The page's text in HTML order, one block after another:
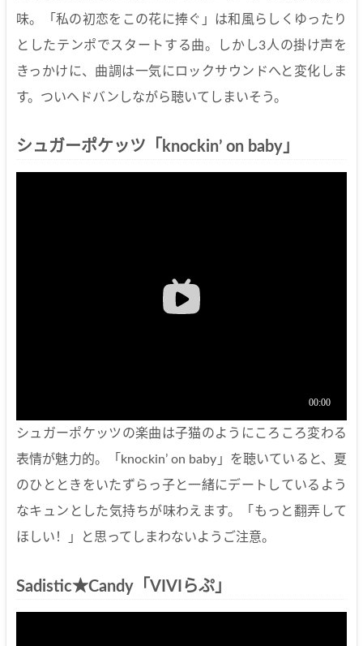
味。「私の初恋をこの花に捧ぐ」は和風らしくゆったり
としたテンポでスタートする曲。しかし3人の掛け声を
きっかけに、曲調は一気にロックサウンドへと変化しま
す。ついヘドバンしながら聴いてしまいそう。
シュガーポケッツ「knockin’ on baby」
シュガーポケッツの楽曲は子猫のようにころころ変わる
表情が魅力的。「knockin’ on baby」を聴いていると、夏
のひとときをいたずらっ子と一緒にデートしているよう
なキュンとした気持ちが味わえます。「もっと翻弄して
ほしい！」と思ってしまわないようご注意。
Sadistic★Candy「VIVIらぷ」